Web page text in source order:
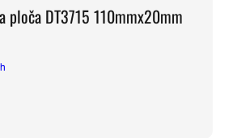
ploča DT3715 110mmx20mm
RSD.
RSD.